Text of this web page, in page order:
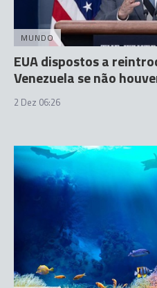
MUNDO
EUA dispostos a
Venezuela se não
2 Dez 06:26